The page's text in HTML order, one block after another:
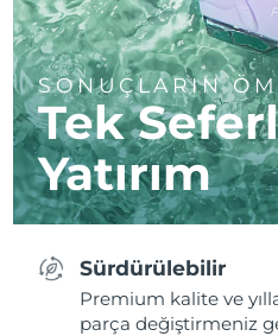
SONUÇLARIN
Tek
Yatırım
Sürdürülebilir
Premium kalite ve
parça değiştirmeniz